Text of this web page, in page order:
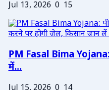
Jul 13, 2026 0 15
PM Fasal Bima
में...